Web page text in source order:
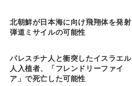
北朝鮮が日本海に向け飛翔体を発射
弾道ミサイルの可能性
パレスチナ人と衝突したイスラエル
人入植者、「フレンドリーファイ
ア」で死亡した可能性